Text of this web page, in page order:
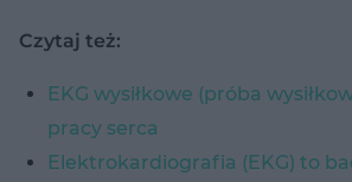
Czytaj też:
EKG wysiłkowe (próba
pracy serca
Elektrokardiografia (EKG) to